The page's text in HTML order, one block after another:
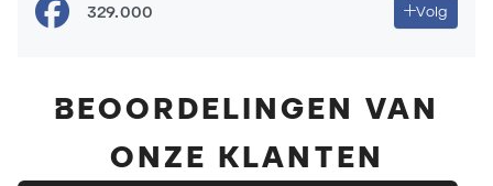
329.000 Volg
BEOORDELINGEN VAN
ONZE KLANTEN